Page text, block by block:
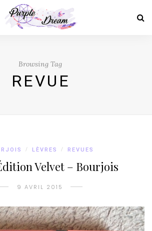
Browsing Tag
REVUE
/ LÈVRES / REVUES
Velvet – Bourjois
9 AVRIL 2015